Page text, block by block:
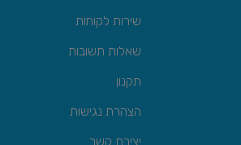
שירות לקוחות
שאלות תשובות
תקנון
הצהרת נגישות
יצירת קשר